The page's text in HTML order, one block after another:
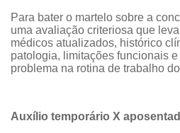
Para bater o martelo sobre a
uma avaliação criteriosa que
médicos atualizados, histórico
patologia, limitações funcionais
problema na rotina de trabalho
Auxílio temporário X